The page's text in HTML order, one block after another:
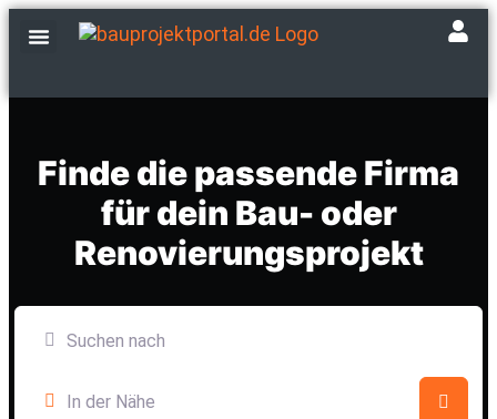
Finde die passende Firma
für dein Bau- oder
Renovierungsprojekt